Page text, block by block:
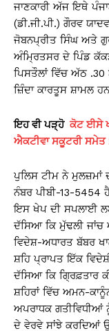
ਜਾਣਕਾਰੀ ਅੱਜ ਇਥੇ
(ਡੀ.ਜੀ.ਪੀ.) ਗੌਰਵ
ਜੋਬਨਪ੍ਰੀਤ ਸਿੰਘ ਅਤੇ
ਅੰਮ੍ਰਿਤਸਰ ਦੇ ਪਿੰਡ
ਪਿਸਤੌਲਾਂ ਵਿੱਚ ਅੱਠ
ਜ਼ਿੰਦਾ ਕਾਰਤੂਸ ਸ਼ਾਮਲ
ਇਹ ਵੀ ਪੜ੍ਹੋਕੋਟ ਈਸੇ
ਐਕਟੀਵਾ ਸਕੂਟਰੀ ਸਮੇਤ
ਪੁਲਿਸ ਟੀਮ ਨੇ ਮੁਲਜ਼ਮਾਂ
ਨੰਬਰ ਪੀਬੀ-13-
ਇਸ ਖੇਪ ਦੀ ਸਪਲਾਈ
ਦੱਸਿਆ ਕਿ ਮੁੱਢਲੀ
ਵਿਦੇਸ਼-ਅਧਾਰਤ ਬੱਬਰ
ਸ਼ਹਿ ਪ੍ਰਾਪਤ ਇੱਕ
ਦੱਸਿਆ ਕਿ ਗ੍ਰਿਫ਼ਤਾਰ
ਸ਼ਹਿਰਾਂ ਵਿੱਚ ਅਮਨ-
ਅਪਰਾਧਕ ਗਤੀਵਿਧੀਆਂ
ਦੇ ਵੇਰਵੇ ਸਾਂਝੇ ਕਰਦਿਆਂ